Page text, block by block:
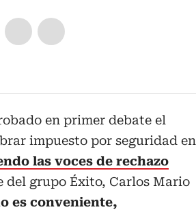
en primer debate el
impuesto por seguridad en
las voces de rechazo
del grupo Éxito, Carlos Mario
es conveniente,